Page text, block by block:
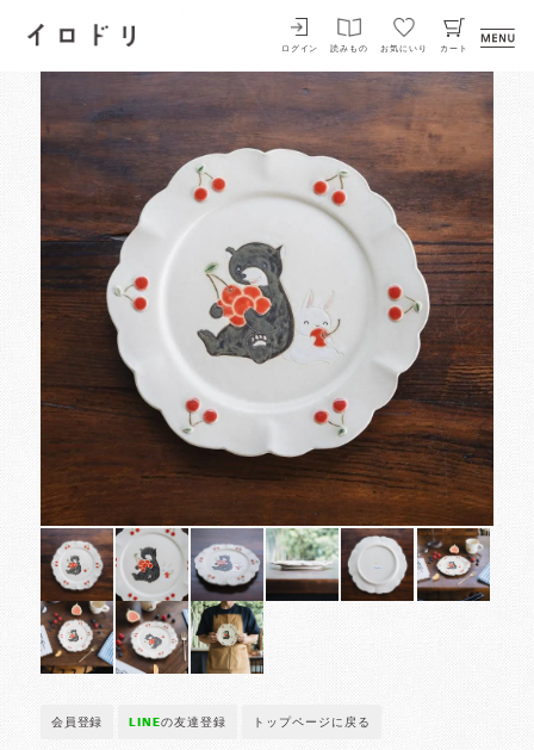
イロドリ
ログイン 読みもの お気にいり カート
会員登録 LINEの友達登録 トップページに戻る